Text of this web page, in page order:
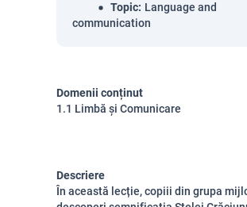
Topic: Language and
communication
Domenii conținut
1.1 Limbă și Comunicare
Descriere
În această lecție, copiii din grupa